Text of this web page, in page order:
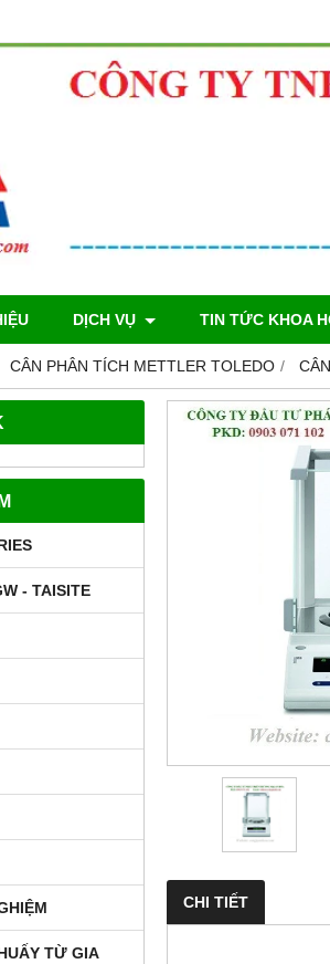
DỊCH VỤ TIN TỨC KHOA
CÂN PHÂN TÍCH METTLER TOLEDO‎
- TAISITE
TỪ GIA
CHI TIẾT